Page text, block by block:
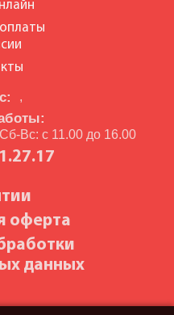
,
Вс: с 11.00 до 16.00
оферта
данных